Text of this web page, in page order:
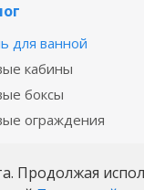
для ванной
кабины
боксы
ограждения
Продолжая